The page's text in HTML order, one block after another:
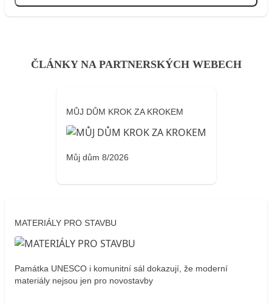
ČLÁNKY NA PARTNERSKÝCH WEBECH
MŮJ DŮM KROK ZA KROKEM
Můj dům 8/2026
MATERIÁLY PRO STAVBU
Památka UNESCO i komunitní sál dokazují, že moderní
materiály nejsou jen pro novostavby